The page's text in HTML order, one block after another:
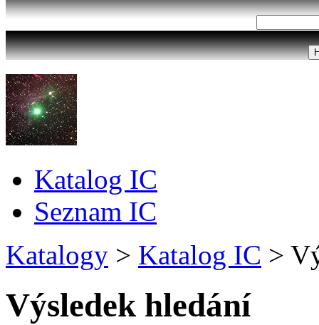
Katalog IC
Seznam IC
Katalogy > Katalog IC >
Výsledek hledání